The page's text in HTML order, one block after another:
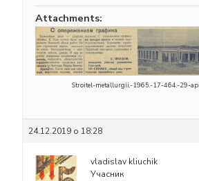
Attachments:
Stroitel-metallurgii.-1965.-17-464.-29-
24.12.2019 о 18:28
vladislav kliuchik
Учасник